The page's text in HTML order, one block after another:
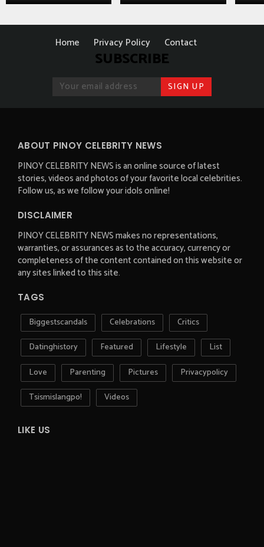
Home Privacy Policy Contact
SUBSCRIBE
ABOUT PINOY CELEBRITY NEWS
PINOY CELEBRITY NEWS is an online source of latest
stories, videos and photos of your favorite local celebrities.
Follow us, as we follow your idols online!
DISCLAIMER
PINOY CELEBRITY NEWS makes no representations,
warranties, or assurances as to the accuracy, currency or
completeness of the content contained on this website or
any sites linked to this site.
TAGS
Biggestscandals Celebrations
Critics
Datinghistory
Featured Lifestyle
List
Love
Parenting Pictures
Privacypolicy
Tsismislangpo!
Videos
LIKE US